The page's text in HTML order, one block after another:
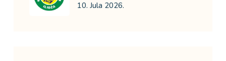
10. Jula 2026.